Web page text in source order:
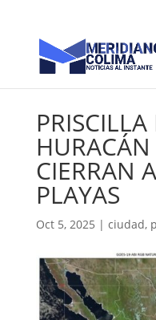
PRISCILLA
CIERRAN
PLAYAS
Oct 5, 2025 | ciudad,